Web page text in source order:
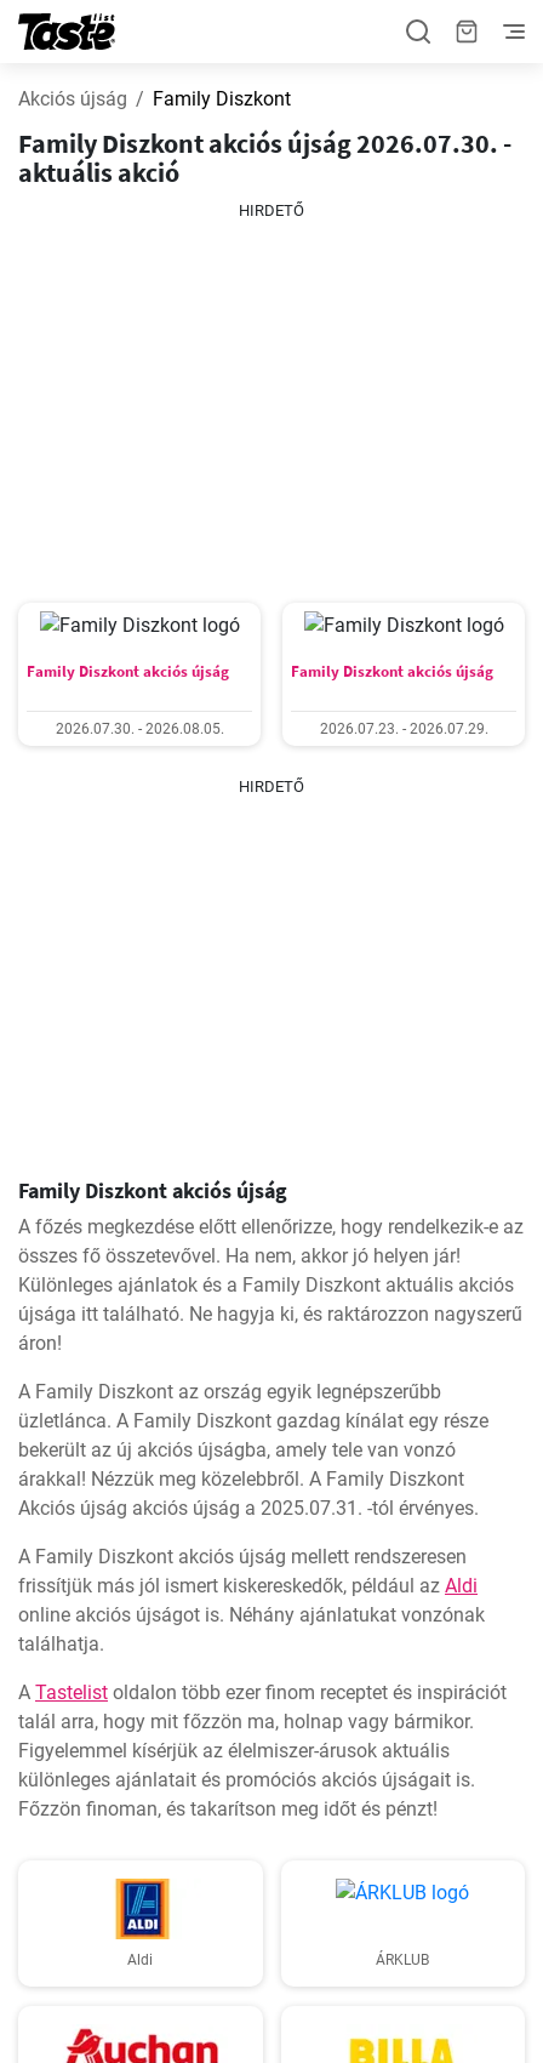
Akciós újság Family Diszkont
Family Diszkont akciós újság 2026.07.30. -
aktuális akció
HIRDETŐ
Family Diszkont akciós újság
2026.07.30. - 2026.08.05.
Family Diszkont akciós újság
2026.07.23. - 2026.07.29.
HIRDETŐ
Family Diszkont akciós újság
A főzés megkezdése előtt ellenőrizze, hogy rendelkezik-e az
összes fő összetevővel. Ha nem, akkor jó helyen jár!
Különleges ajánlatok és a Family Diszkont aktuális akciós
újsága itt található. Ne hagyja ki, és raktározzon nagyszerű
áron!
A Family Diszkont az ország egyik legnépszerűbb
üzletlánca. A Family Diszkont gazdag kínálat egy része
bekerült az új akciós újságba, amely tele van vonzó
árakkal! Nézzük meg közelebbről. A Family Diszkont
Akciós újság akciós újság a 2025.07.31. -tól érvényes.
A Family Diszkont akciós újság mellett rendszeresen
frissítjük más jól ismert kiskereskedők, például az Aldi
online akciós újságot is. Néhány ajánlatukat vonzónak
találhatja.
A Tastelist oldalon több ezer finom receptet és inspirációt
talál arra, hogy mit főzzön ma, holnap vagy bármikor.
Figyelemmel kísérjük az élelmiszer-árusok aktuális
különleges ajánlatait és promóciós akciós újságait is.
Főzzön finoman, és takarítson meg időt és pénzt!
Aldi ÁRKLUB